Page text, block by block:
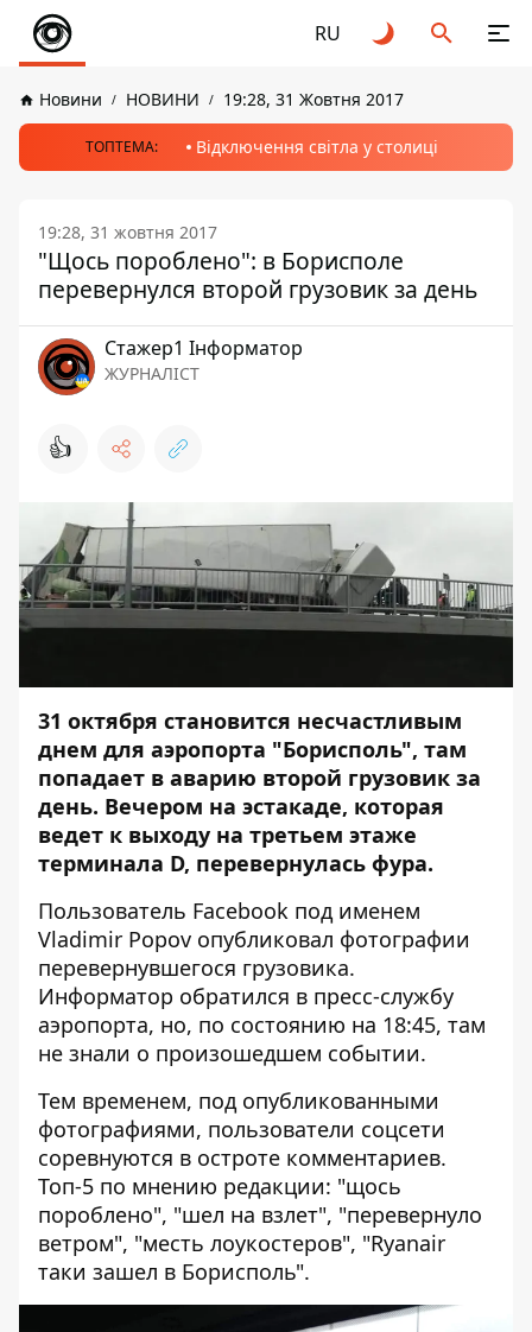
RU
Новини НОВИНИ 19:28, 31 Жовтня 2017
ТОПТЕМА: Відключення світла у столиці
19:28, 31 жовтня 2017
"Щось пороблено": в Борисполе
перевернулся второй грузовик за день
Стажер1 Інформатор
ЖУРНАЛІСТ
👍
31 октября становится несчастливым
днем для аэропорта "Борисполь", там
попадает в аварию второй грузовик за
день. Вечером на эстакаде, которая
ведет к выходу на третьем этаже
терминала D, перевернулась фура.
Пользователь Facebook под именем
Vladimir Popov опубликовал фотографии
перевернувшегося грузовика.
Информатор обратился в пресс-службу
аэропорта, но, по состоянию на 18:45, там
не знали о произошедшем событии.
Тем временем, под опубликованными
фотографиями, пользователи соцсети
соревнуются в остроте комментариев.
Топ-5 по мнению редакции: "щось
пороблено", "шел на взлет", "перевернуло
ветром", "месть лоукостеров", "Ryanair
таки зашел в Борисполь".